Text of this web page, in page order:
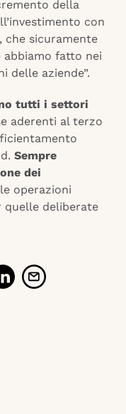
della
con
che sicuramente
abbiamo fatto nei
delle aziende”.
tutti i settori
aderenti al terzo
Sempre
dei
operazioni
quelle deliberate